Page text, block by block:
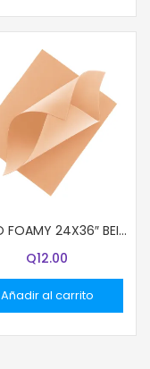
PLIEGO FOAMY 24X36″ BEIGE
Q12.00
Añadir al carrito